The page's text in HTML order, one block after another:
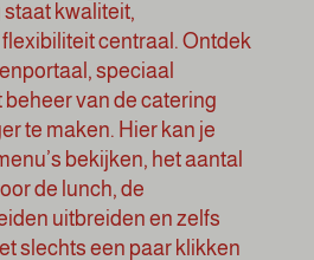
kwaliteit,
centraal. Ontdek
speciaal
van de catering
te maken. Hier kan je
bekijken, het aantal
de lunch, de
uitbreiden en zelfs
slechts een paar klikken